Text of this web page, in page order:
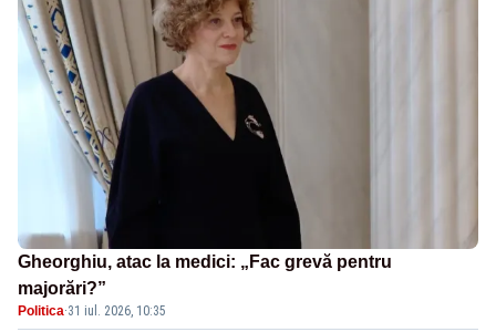
Gheorghiu, atac la medici: „Fac grevă pentru
majorări?”
Politica·31 iul. 2026, 10:35